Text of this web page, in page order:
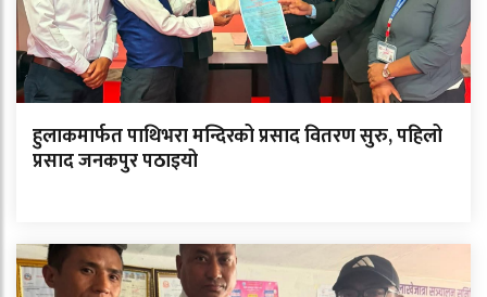
हुलाकमार्फत पाथिभरा मन्दिरको प्रसाद वितरण सुरु, पहिलो
प्रसाद जनकपुर पठाइयो